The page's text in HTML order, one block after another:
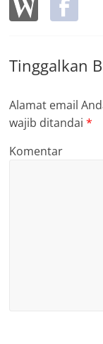
Tinggalkan
Alamat email
wajib ditandai*
Komentar